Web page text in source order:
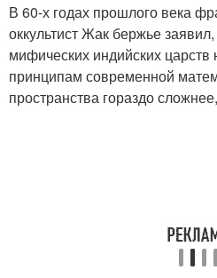
В 60-х годах прошлого века
оккультист Жак бержье
мифических индийских царств
принципам современной
пространства гораздо